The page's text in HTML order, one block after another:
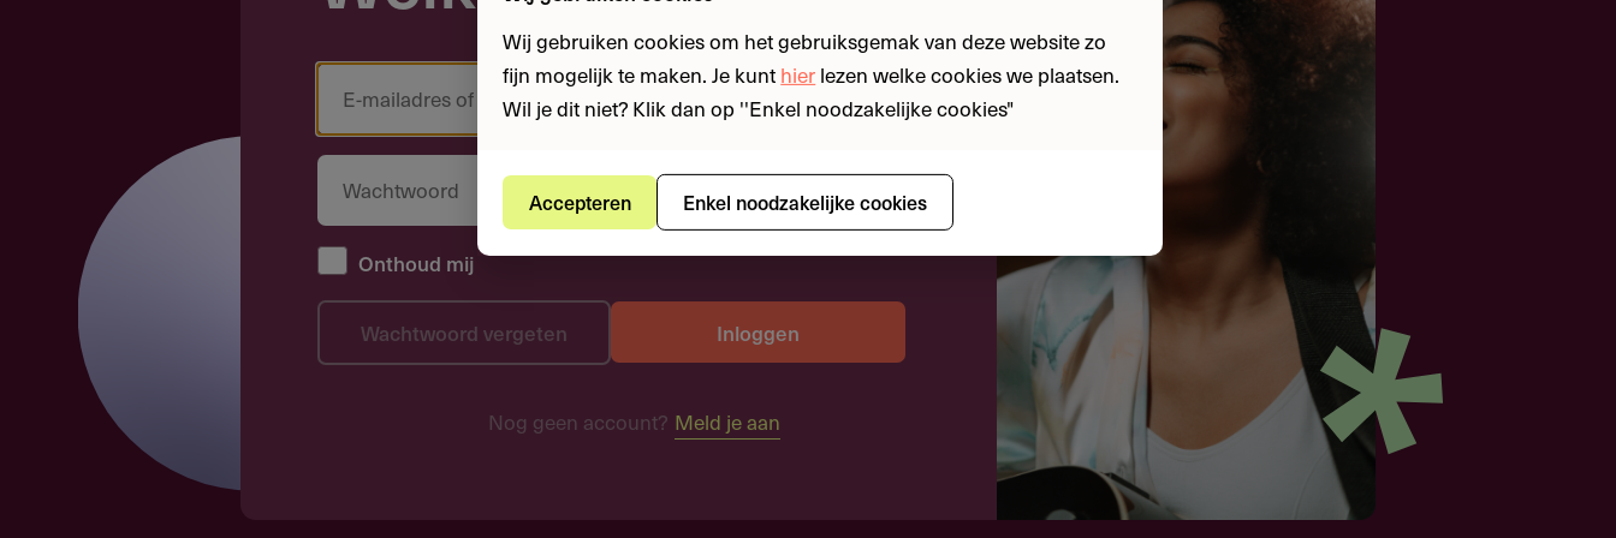
Onthoud mij
Inloggen
Wachtwoord vergeten
Nog geen account? Meld je aan
Wij gebruiken cookies om het gebruiksgemak van deze website zo
fijn mogelijk te maken. Je kunthierlezen welke cookies we plaatsen.
Wil je dit niet? Klik dan op ''Enkel noodzakelijke cookies"
Accepteren Enkel noodzakelijke cookies